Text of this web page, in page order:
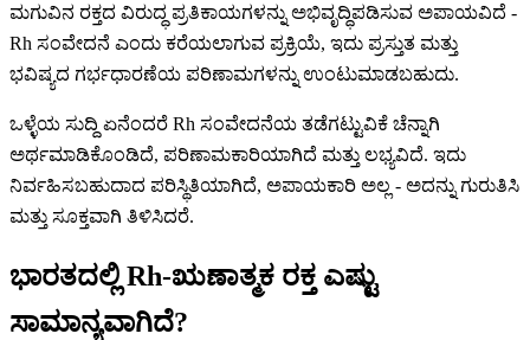
ಮಗುವಿನ ರಕ್ತದ ವಿರುದ್ಧ ಪ್ರತಿಕಾಯಗಳನ್ನು ಅಭಿವೃದ್ಧಿಪಡಿಸುವ ಅಪಾಯವಿದೆ -
Rh ಸಂವೇದನೆ ಎಂದು ಕರೆಯಲಾಗುವ ಪ್ರಕ್ರಿಯೆ, ಇದು ಪ್ರಸ್ತುತ ಮತ್ತು
ಭವಿಷ್ಯದ ಗರ್ಭಧಾರಣೆಯ ಪರಿಣಾಮಗಳನ್ನು ಉಂಟುಮಾಡಬಹುದು.
ಒಳ್ಳೆಯ ಸುದ್ದಿ ಏನೆಂದರೆ Rh ಸಂವೇದನೆಯ ತಡೆಗಟ್ಟುವಿಕೆ ಚೆನ್ನಾಗಿ
ಅರ್ಥಮಾಡಿಕೊಂಡಿದೆ, ಪರಿಣಾಮಕಾರಿಯಾಗಿದೆ ಮತ್ತು ಲಭ್ಯವಿದೆ. ಇದು
ನಿರ್ವಹಿಸಬಹುದಾದ ಪರಿಸ್ಥಿತಿಯಾಗಿದೆ, ಅಪಾಯಕಾರಿ ಅಲ್ಲ - ಅದನ್ನು ಗುರುತಿಸಿ
ಮತ್ತು ಸೂಕ್ತವಾಗಿ ತಿಳಿಸಿದರೆ.
ಭಾರತದಲ್ಲಿ Rh-ಋಣಾತ್ಮಕ ರಕ್ತ ಎಷ್ಟು
ಸಾಮಾನ್ಯವಾಗಿದೆ?